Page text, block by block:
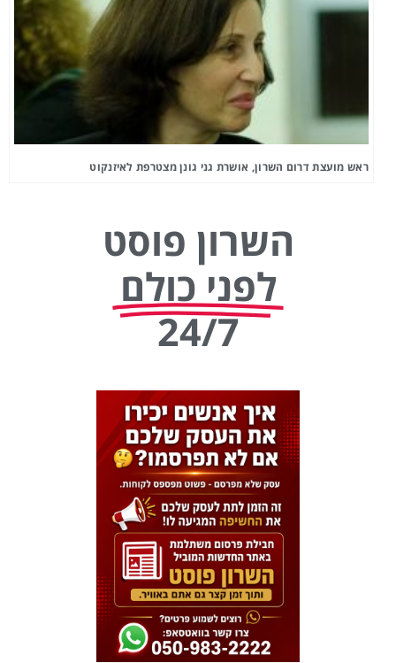
ראש מועצת דרום השרון, אושרת גני גונן מצטרפת לאיזנקוט
השרון פוסט
לפני כולם
24/7